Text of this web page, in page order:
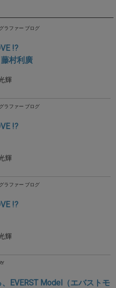
ラファー ブログ
!?
村利廣
輝
ラファー ブログ
!?
輝
ラファー ブログ
!?
輝
EVERST Model（エバストモ